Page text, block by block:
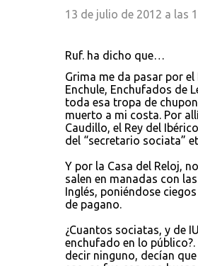
13 de julio de 2012 a las
Ruf. ha dicho que…
Grima me da pasar por el
Enchule, Enchufados de
toda esa tropa de
muerto a mi costa. Por
Caudillo, el Rey del
del “secretario
Y por la Casa del Reloj,
salen en manadas con
Inglés, poniéndose
de pagano.
¿Cuantos sociatas, y de
enchufado en lo
decir ninguno, decían